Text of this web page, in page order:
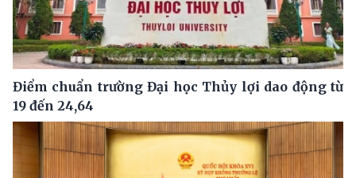
Điểm chuẩn trường Đại học Thủy lợi dao động từ
19 đến 24,64